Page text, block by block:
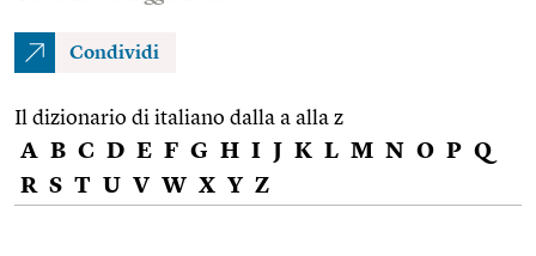
Condividi
Il dizionario di italiano dalla a alla z
A B C D E F G H I J K L M N O P Q
R S T U V W X Y Z